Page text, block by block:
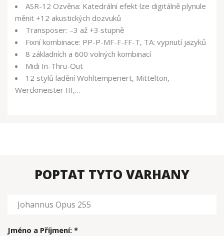
ASR-12 Ozvěna: Katedrální efekt lze digitálně plynule
měnit +12 akustických dozvuků
Transposer: –3 až +3 stupně
Fixní kombinace: PP-P-MF-F-FF-T, TA: vypnutí jazyků
8 základních a 600 volných kombinací
Midi In-Thru-Out
12 stylů ladění Wohltemperiert, Mittelton,
Werckmeister III,…
POPTAT TYTO VARHANY
Jméno a Příjmení: *